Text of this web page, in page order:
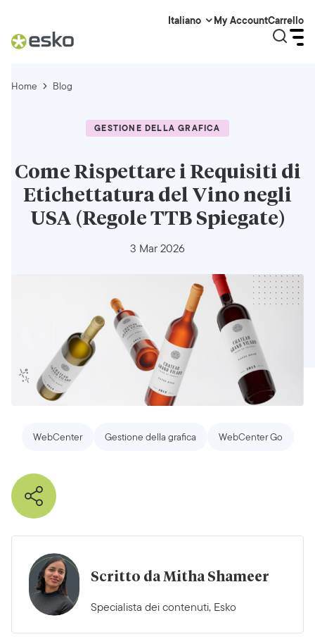
Italiano My AccountCarrello
Home Blog
GESTIONE DELLA GRAFICA
Come Rispettare i Requisiti di
Etichettatura del Vino negli
USA (Regole TTB Spiegate)
3 Mar 2026
WebCenter Gestione della grafica WebCenter Go
Scritto da Mitha Shameer
Specialista dei contenuti, Esko